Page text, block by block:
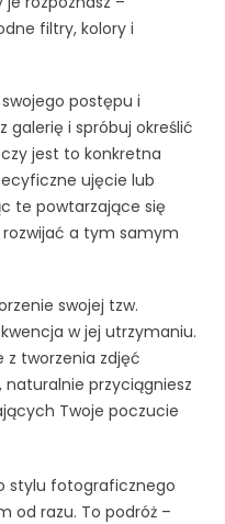
filtry, kolory i
postępu i
galerię i spróbuj określić
jest to konkretna
ujęcie lub
te powtarzające się
a tym samym
swojej tzw.
w jej utrzymaniu.
z tworzenia zdjęć
naturalnie przyciągniesz
Twoje poczucie
stylu fotograficznego
od razu. To podróż –